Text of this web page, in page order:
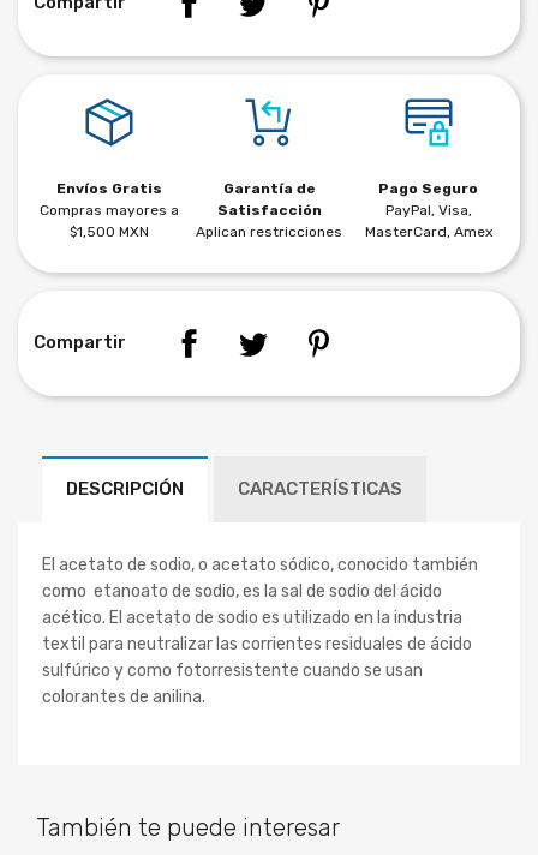
Envíos Gratis
Compras mayores a
$1,500 MXN
Garantía de
Satisfacción
Aplican restricciones
Pago Seguro
PayPal, Visa,
MasterCard, Amex
Compartir
DESCRIPCIÓN CARACTERÍSTICAS
El acetato de sodio, o acetato sódico, conocido también
como etanoato de sodio,es la sal de sodio del ácido
acético. El acetato de sodio es utilizado en la industria
textil para neutralizar las corrientes residuales de ácido
sulfúrico y como fotorresistente cuando se usan
colorantes de anilina.
También te puede interesar